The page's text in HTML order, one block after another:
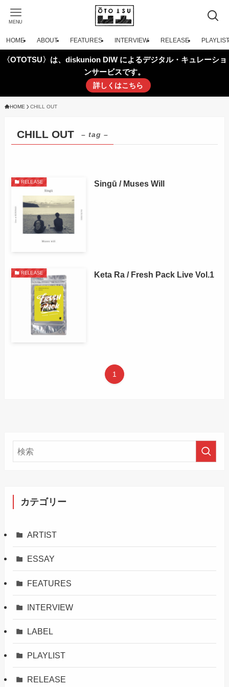
MENU
HOME ABOUT FEATURES INTERVIEW RELEASE PLAYLIST
〈OTOTSU〉は、diskunion DIW によるデジタル・キュレーショ
ンサービスです。
詳しくはこちら
HOME CHILL OUT
CHILL OUT – tag –
RELEASE Singū / Muses Will
RELEASE Keta Ra / Fresh Pack Live Vol.1
1
カテゴリー
ARTIST
ESSAY
FEATURES
INTERVIEW
LABEL
PLAYLIST
RELEASE